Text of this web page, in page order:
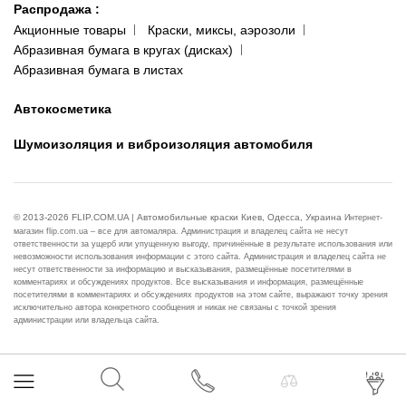
Распродажа :
Акционные товары
Краски, миксы, аэрозоли
Абразивная бумага в кругах (дисках)
Абразивная бумага в листах
Автокосметика
Шумоизоляция и виброизоляция автомобиля
© 2013-2026 FLIP.COM.UA | Автомобильные краски Киев, Одесса, Украина Интернет-
магазин flip.com.ua – все для автомаляра. Администрация и владелец сайта не несут
ответственности за ущерб или упущенную выгоду, причинённые в результате использования или
невозможности использования информации с этого сайта. Администрация и владелец сайта не
несут ответственности за информацию и высказывания, размещённые посетителями в
комментариях и обсуждениях продуктов. Все высказывания и информация, размещённые
посетителями в комментариях и обсуждениях продуктов на этом сайте, выражают точку зрения
исключительно автора конкретного сообщения и никак не связаны с точкой зрения
администрации или владельца сайта.